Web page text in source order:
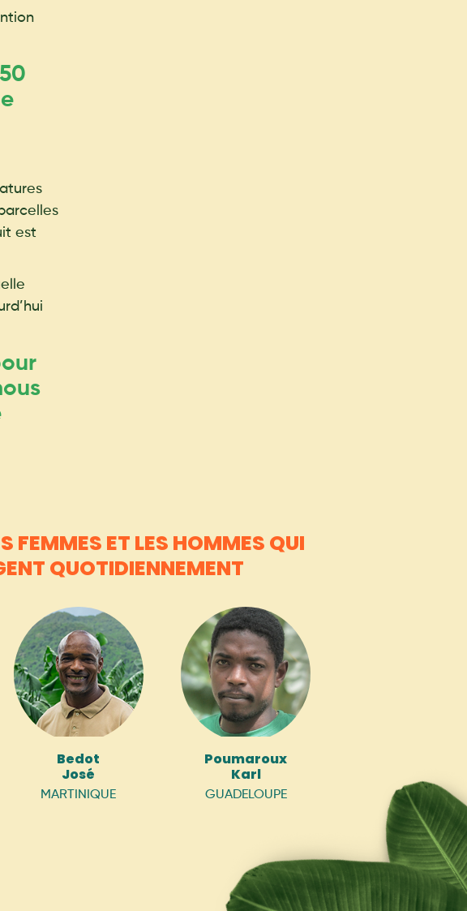
est
FEMMES ET LES HOMMES QUI
QUOTIDIENNEMENT
Bedot
José
MARTINIQUE
Poumaroux
Karl
GUADELOUPE